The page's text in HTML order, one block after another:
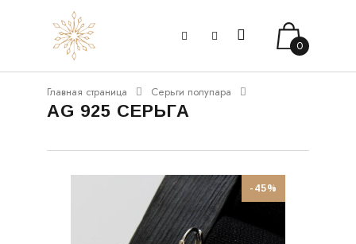
0
Главная страница Серьги полупара
AG 925 СЕРЬГА
-45%